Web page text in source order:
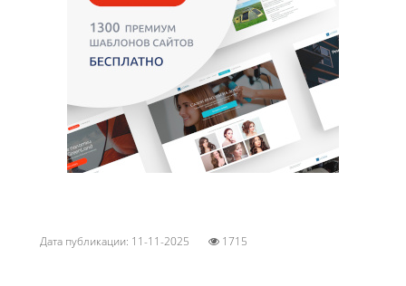
Дата публикации: 11-11-2025 1715